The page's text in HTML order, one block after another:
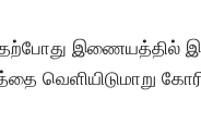
இணையத்தில்
வெளியிடுமாறு